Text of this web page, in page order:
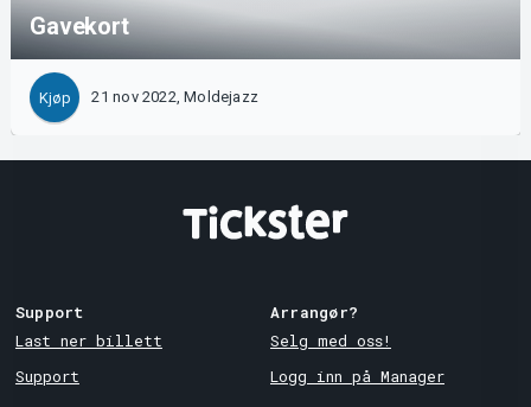
Gavekort
Kjøp 21 nov 2022, Moldejazz
Support
Last ner billett
Support
Arrangør?
Selg med oss!
Logg inn på Manager